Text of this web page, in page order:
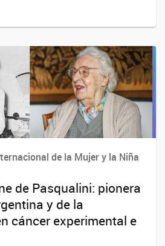
de la Mujer y la Niña
de Pasqualini: pionera
y de la
cáncer experimental e